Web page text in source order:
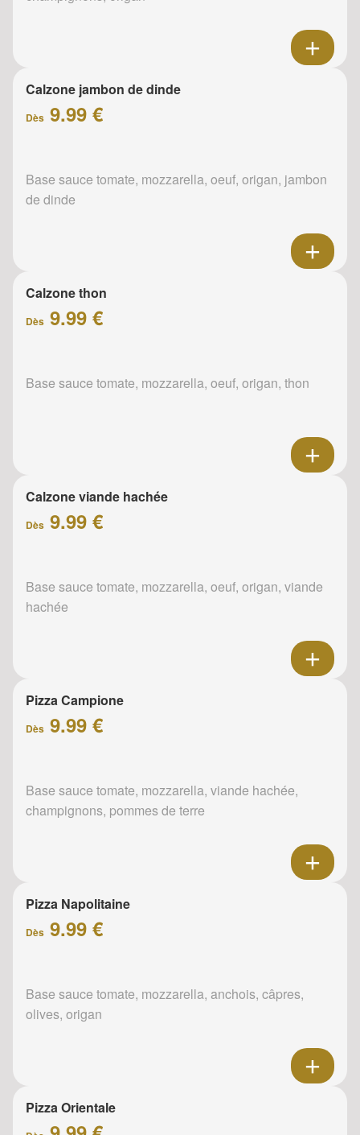
Calzone jambon de dinde
Dès 9.99 €
Base sauce tomate, mozzarella, oeuf, origan, jambon
de dinde
Calzone thon
Dès 9.99 €
Base sauce tomate, mozzarella, oeuf, origan, thon
Calzone viande hachée
Dès 9.99 €
Base sauce tomate, mozzarella, oeuf, origan, viande
hachée
Pizza Campione
Dès 9.99 €
Base sauce tomate, mozzarella, viande hachée,
champignons, pommes de terre
Pizza Napolitaine
Dès 9.99 €
Base sauce tomate, mozzarella, anchois, câpres,
olives, origan
Pizza Orientale